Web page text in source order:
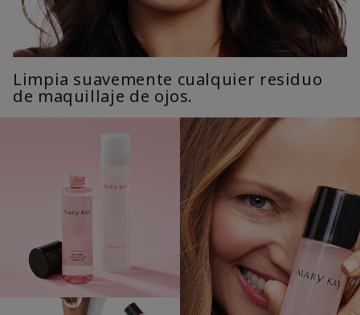
Limpia suavemente cualquier residuo
de maquillaje de ojos.